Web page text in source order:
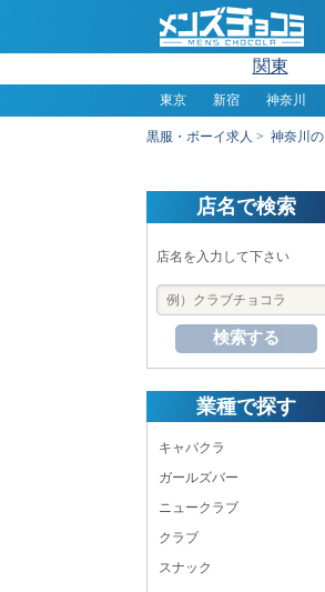
関東
東京 新宿 神奈川
黒服・ボーイ求人 神奈川
店名で検索
店名を入力して下さい
検索する
業種で探す
キャバクラ
ガールズバー
ニュークラブ
クラブ
スナック